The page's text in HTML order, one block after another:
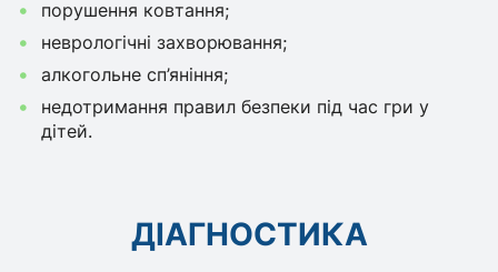
порушення ковтання;
неврологічні захворювання;
алкогольне сп’яніння;
недотримання правил безпеки під час гри у
дітей.
ДІАГНОСТИКА